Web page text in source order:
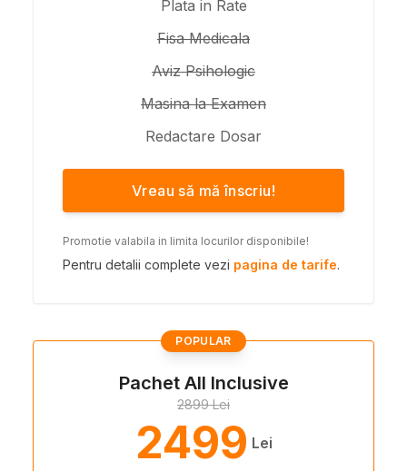
Plata in Rate
Fisa Medicala
Aviz Psihologic
Masina la Examen
Redactare Dosar
Vreau să mă înscriu!
Promotie valabila in limita locurilor disponibile!
Pentru detalii complete vezi pagina de tarife.
POPULAR
Pachet All Inclusive
2899 Lei
2499 Lei